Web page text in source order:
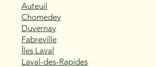
Auteuil
Chomedey
Duvernay
Fabreville
Îles Laval
Laval-des-Rapides